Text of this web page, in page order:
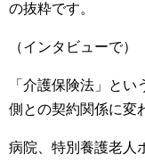
の抜粋です。
（インタビューで）
「介護保険法」と
側との契約関係に変
病院、特別養護老人